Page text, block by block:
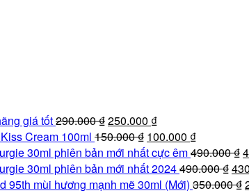
giá tốt290.000₫Giá
gốc
là:
290.000 ₫.
250.000 ₫Giá
hiện
tại
là:
250.000 ₫.
Cream 100ml 150.000₫ Giá
gốc
là:
150.000 ₫.
100.000 ₫Giá
hiện
tại
là:
30ml phiên bản mới nhất cực êm490.000₫
30ml phiên bản mới nhất 2024490.000₫Giá
gốc
95th mùi hương mạnh mẽ 30ml (Mới) 350.000₫